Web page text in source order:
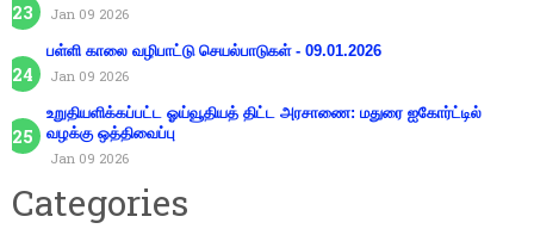
Jan 09 2026
பள்ளி காலை வழிபாட்டு செயல்பாடுகள் - 09.01.2026
Jan 09 2026
உறுதியளிக்கப்பட்ட ஓய்வூதியத் திட்ட அரசாணை: மதுரை ஐகோர்ட்டில்
வழக்கு ஒத்திவைப்பு
Jan 09 2026
Categories